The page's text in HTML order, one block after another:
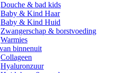
Douche & bad kids
Baby & Kind Haar
Baby & Kind Huid
Zwangerschap & borstvoeding
Warmies
binnenuit
Collageen
Hyaluronzuur